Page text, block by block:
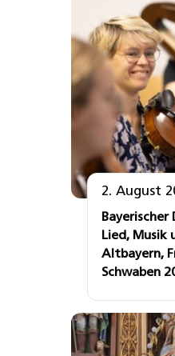
2. August
Bayerischer
Lied, Musik
Altbayern,
Schwaben